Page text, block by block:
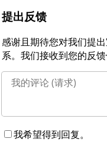
提出反馈
感谢且期待您对我们提
系。我们接收到您的反
我希望得到回复。